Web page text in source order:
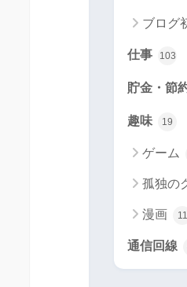
ブログ
仕事 103
貯金・節
趣味 19
ゲーム
孤独の
漫画 11
通信回線